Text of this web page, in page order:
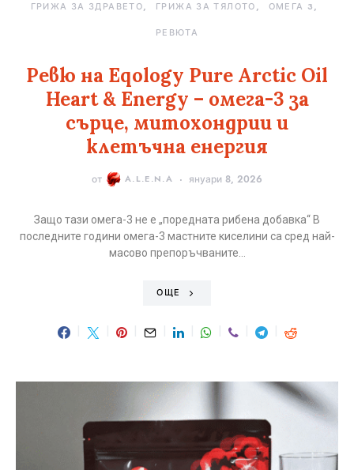
ГРИЖА ЗА ЗДРАВЕТО ГРИЖА ЗА ТЯЛОТО ОМЕГА 3
РЕВЮТА
Ревю на Eqology Pure Arctic Oil
Heart & Energy – омега-3 за
сърце, митохондрии и
клетъчна енергия
от A.L.E.N.A януари 8, 2026
Защо тази омега-3 не е „поредната рибена добавка“ В
последните години омега-3 мастните киселини са сред най-
масово препоръчваните…
ОЩЕ